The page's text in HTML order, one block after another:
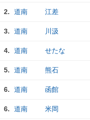
2. 道南 江差
3. 道南 川汲
4. 道南 せたな
5. 道南 熊石
6. 道南 函館
6. 道南 米岡